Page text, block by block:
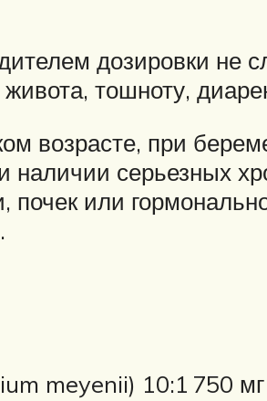
дозировки не
тошноту,
возрасте, при
серьезных
почек или
meyenii) 10:1 750 мг